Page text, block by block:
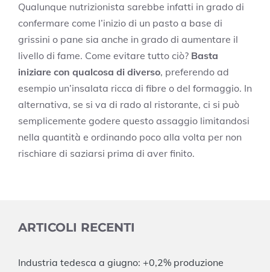
Qualunque nutrizionista sarebbe infatti in grado di
confermare come l’inizio di un pasto a base di
grissini o pane sia anche in grado di aumentare il
livello di fame. Come evitare tutto ciò? Basta
iniziare con qualcosa di diverso, preferendo ad
esempio un’insalata ricca di fibre o del formaggio. In
alternativa, se si va di rado al ristorante, ci si può
semplicemente godere questo assaggio limitandosi
nella quantità e ordinando poco alla volta per non
rischiare di saziarsi prima di aver finito.
ARTICOLI RECENTI
Industria tedesca a giugno: +0,2% produzione